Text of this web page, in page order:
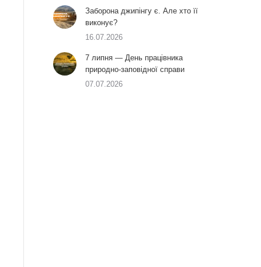
Заборона джипінгу є. Але хто її
виконує?
16.07.2026
7 липня — День працівника
природно-заповідної справи
07.07.2026